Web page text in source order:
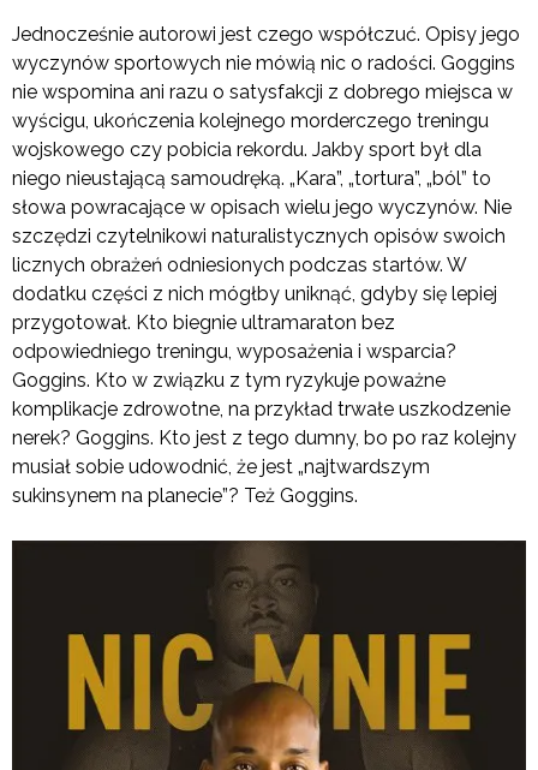
Jednocześnie autorowi jest czego współczuć. Opisy jego
wyczynów sportowych nie mówią nic o radości. Goggins
nie wspomina ani razu o satysfakcji z dobrego miejsca w
wyścigu, ukończenia kolejnego morderczego treningu
wojskowego czy pobicia rekordu. Jakby sport był dla
niego nieustającą samoudręką. „Kara”, „tortura”, „ból” to
słowa powracające w opisach wielu jego wyczynów. Nie
szczędzi czytelnikowi naturalistycznych opisów swoich
licznych obrażeń odniesionych podczas startów. W
dodatku części z nich mógłby uniknąć, gdyby się lepiej
przygotował. Kto biegnie ultramaraton bez
odpowiedniego treningu, wyposażenia i wsparcia?
Goggins. Kto w związku z tym ryzykuje poważne
komplikacje zdrowotne, na przykład trwałe uszkodzenie
nerek? Goggins. Kto jest z tego dumny, bo po raz kolejny
musiał sobie udowodnić, że jest „najtwardszym
sukinsynem na planecie”? Też Goggins.